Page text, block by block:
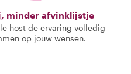
minder afvinklijstje
host de ervaring volledig
op jouw wensen.